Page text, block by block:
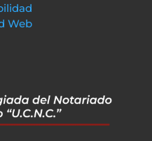
Web